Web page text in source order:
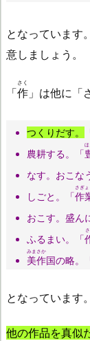
となっています
意しましょう。
「作
さく
」は他に「
つくりだす。
農耕する。「
ほ
なす。おこな
しごと。「作
さぎょ
おこす。盛ん
ふるまい。「
美作
みまさか
国の略。
となっています
他の作品を真似